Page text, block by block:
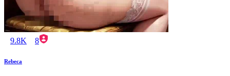
9.8K 8
Rebeca